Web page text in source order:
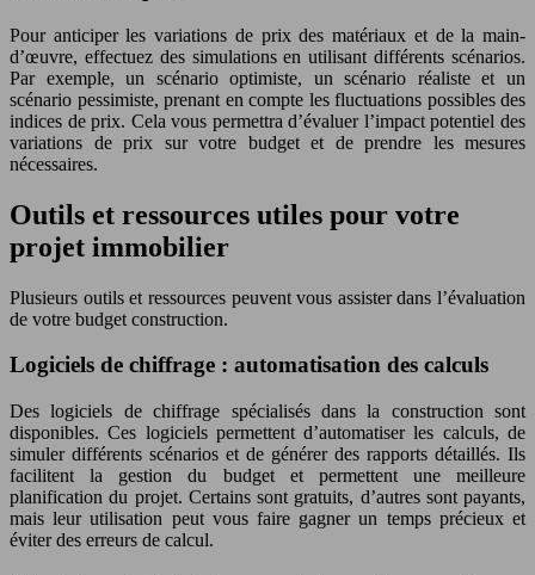
Pour anticiper les variations de prix des matériaux et de la main-
d’œuvre, effectuez des simulations en utilisant différents scénarios.
Par exemple, un scénario optimiste, un scénario réaliste et un
scénario pessimiste, prenant en compte les fluctuations possibles des
indices de prix. Cela vous permettra d’évaluer l’impact potentiel des
variations de prix sur votre budget et de prendre les mesures
nécessaires.
Outils et ressources utiles pour votre
projet immobilier
Plusieurs outils et ressources peuvent vous assister dans l’évaluation
de votre budget construction.
Logiciels de chiffrage : automatisation des calculs
Des logiciels de chiffrage spécialisés dans la construction sont
disponibles. Ces logiciels permettent d’automatiser les calculs, de
simuler différents scénarios et de générer des rapports détaillés. Ils
facilitent la gestion du budget et permettent une meilleure
planification du projet. Certains sont gratuits, d’autres sont payants,
mais leur utilisation peut vous faire gagner un temps précieux et
éviter des erreurs de calcul.